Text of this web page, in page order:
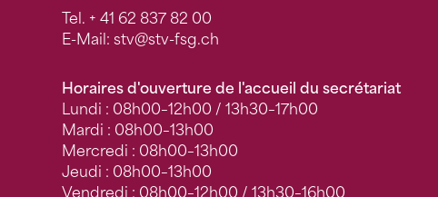
Tel. + 41 62 837 82 00
E-Mail: stv@stv-fsg.ch
Horaires d'ouverture de l'accueil du secrétariat
Lundi : 08h00–12h00 / 13h30–17h00
Mardi : 08h00–13h00
Mercredi : 08h00–13h00
Jeudi : 08h00–13h00
Vendredi : 08h00–12h00 / 13h30–16h00